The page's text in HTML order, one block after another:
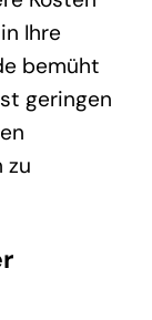
Ihre
bemüht
geringen
zu